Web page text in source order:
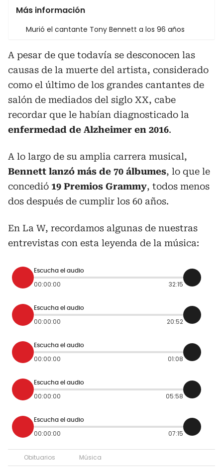
Más información
Murió el cantante Tony Bennett a los 96 años
A pesar de que todavía se desconocen las
causas de la muerte del artista, considerado
como el último de los grandes cantantes de
salón de mediados del siglo XX, cabe
recordar que le habían diagnosticado la
enfermedad de Alzheimer en 2016.
A lo largo de su amplia carrera musical,
Bennett lanzó más de 70 álbumes, lo que le
concedió 19 Premios Grammy, todos menos
dos después de cumplir los 60 años.
En La W, recordamos algunas de nuestras
entrevistas con esta leyenda de la música:
Escucha el audio
00:00:00 32:15
Escucha el audio
00:00:00 20:52
Escucha el audio
00:00:00 01:08
Escucha el audio
00:00:00 05:58
Escucha el audio
00:00:00 07:15
Obituarios Música